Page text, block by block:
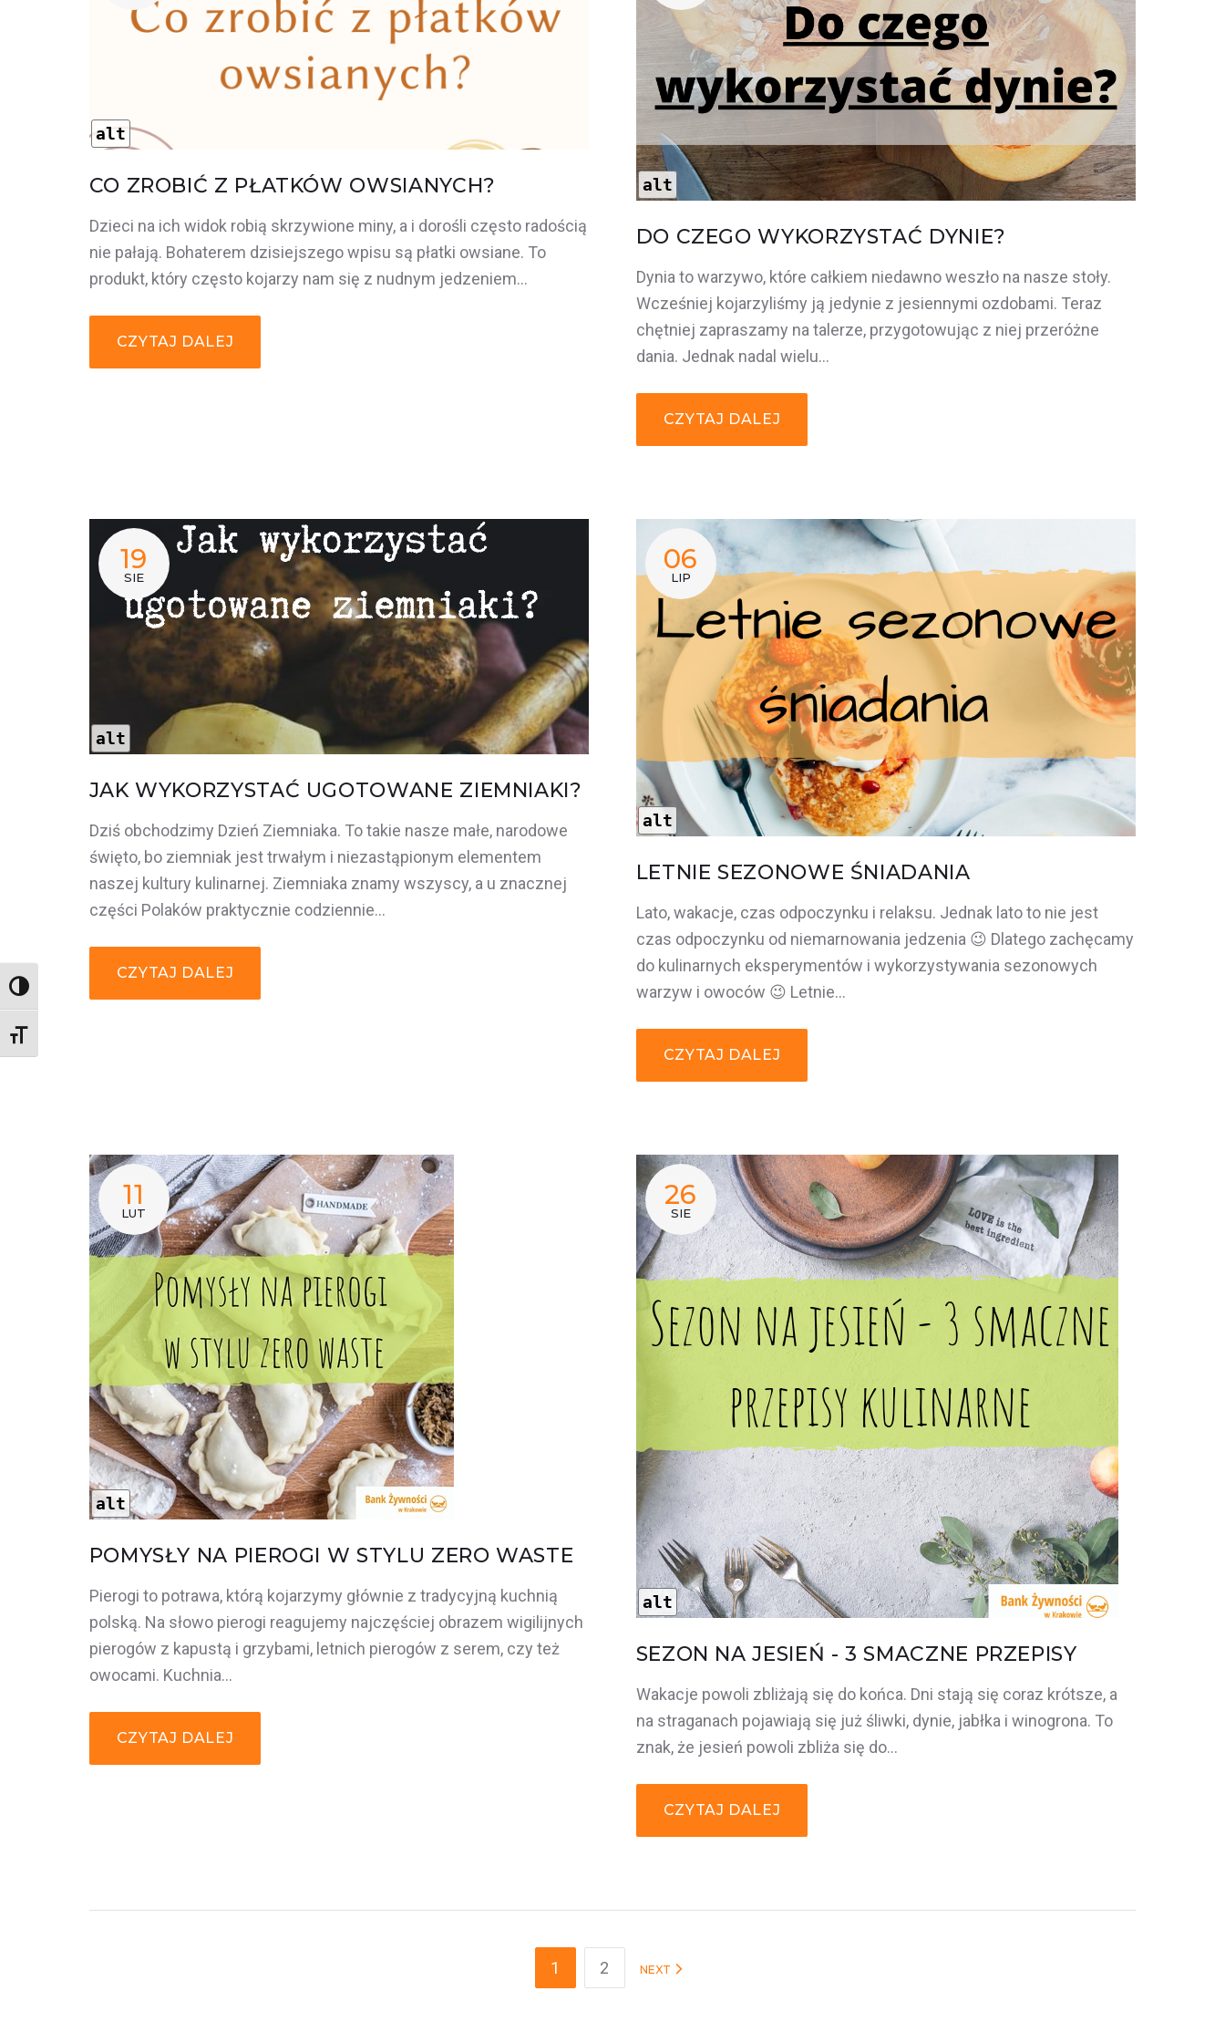
Wysoki kontrast
Rozmiar czcionki
PRZEPISY
alt
CO ZROBIĆ Z PŁATKÓW OWSIANYCH?
Dzieci na ich widok robią skrzywione miny, a i dorośli często radością
nie pałają. Bohaterem dzisiejszego wpisu są płatki owsiane. To
produkt, który często kojarzy nam się z nudnym jedzeniem…
CZYTAJ DALEJ
alt
DO CZEGO WYKORZYSTAĆ DYNIE?
Dynia to warzywo, które całkiem niedawno weszło na nasze stoły.
Wcześniej kojarzyliśmy ją jedynie z jesiennymi ozdobami. Teraz
chętniej zapraszamy na talerze, przygotowując z niej przeróżne
dania. Jednak nadal wielu…
CZYTAJ DALEJ
19
SIE
alt
JAK WYKORZYSTAĆ UGOTOWANE ZIEMNIAKI?
Dziś obchodzimy Dzień Ziemniaka. To takie nasze małe, narodowe
święto, bo ziemniak jest trwałym i niezastąpionym elementem
naszej kultury kulinarnej. Ziemniaka znamy wszyscy, a u znacznej
części Polaków praktycznie codziennie…
CZYTAJ DALEJ
06
LIP
alt
LETNIE SEZONOWE ŚNIADANIA
Lato, wakacje, czas odpoczynku i relaksu. Jednak lato to nie jest
czas odpoczynku od niemarnowania jedzenia 😉 Dlatego zachęcamy
do kulinarnych eksperymentów i wykorzystywania sezonowych
warzyw i owoców 😉 Letnie…
CZYTAJ DALEJ
11
LUT
alt
POMYSŁY NA PIEROGI W STYLU ZERO WASTE
Pierogi to potrawa, którą kojarzymy głównie z tradycyjną kuchnią
polską. Na słowo pierogi reagujemy najczęściej obrazem wigilijnych
pierogów z kapustą i grzybami, letnich pierogów z serem, czy też
owocami. Kuchnia…
CZYTAJ DALEJ
26
SIE
alt
SEZON NA JESIEŃ - 3 SMACZNE PRZEPISY
Wakacje powoli zbliżają się do końca. Dni stają się coraz krótsze, a
na straganach pojawiają się już śliwki, dynie, jabłka i winogrona. To
znak, że jesień powoli zbliża się do…
CZYTAJ DALEJ
1 2 NEXT